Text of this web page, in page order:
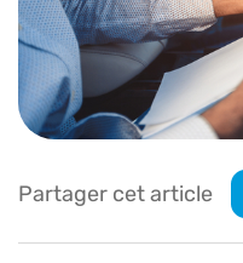
Partager cet article